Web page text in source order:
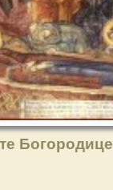
Богородице